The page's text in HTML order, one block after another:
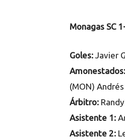
Monagas SC
Goles: Javier
Amonestados:
(MON) Andrés
Árbitro:
Asistente 1:
Asistente 2: